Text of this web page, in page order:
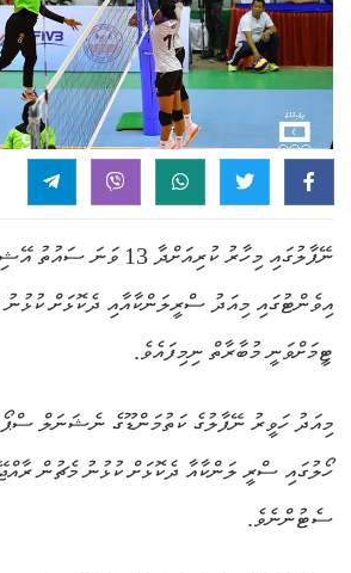
ނޭޕާލުގައި މިހާރު ކުރިއަށްދާ
އިވެންޓުގައި މިއަދު ސްރީލަންކާއާއި ދެކޮޅަށް ކުޅުނު
ޓީމަށްވަނީ މުބާރާތް ނިމިފައެވެ.
މިއަދު ހަވީރު ނޭޕާލުގެ ކަތުމަންޑޫގެ ނެޝަނަލް
ހޯލުގައި ސްރީ ލަންކާއާ ދެކޮޅަށް ކުޅުނު މެޗުން
ސެޓުންނެވެ.